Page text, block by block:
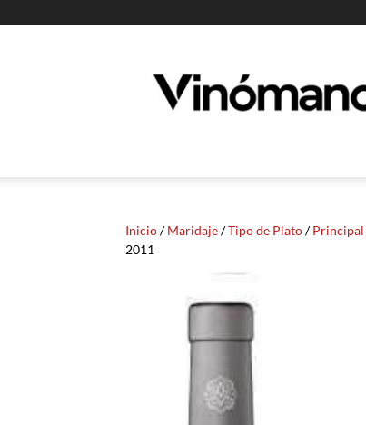
Vinomanos
Inicio/Maridaje/Tipo de Plato/Principal
2011